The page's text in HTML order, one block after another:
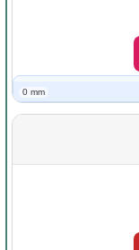
0 mm